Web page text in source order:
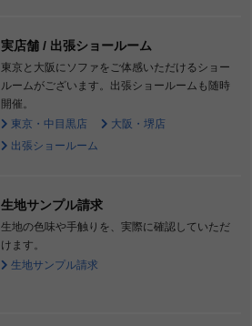
実店舗 / 出張ショールーム
東京と大阪にソファをご体感いただけるショー
ルームがございます。出張ショールームも随時
開催。
東京・中目黒店
大阪・堺店
出張ショールーム
生地サンプル請求
生地の色味や手触りを、実際に確認していただ
けます。
生地サンプル請求